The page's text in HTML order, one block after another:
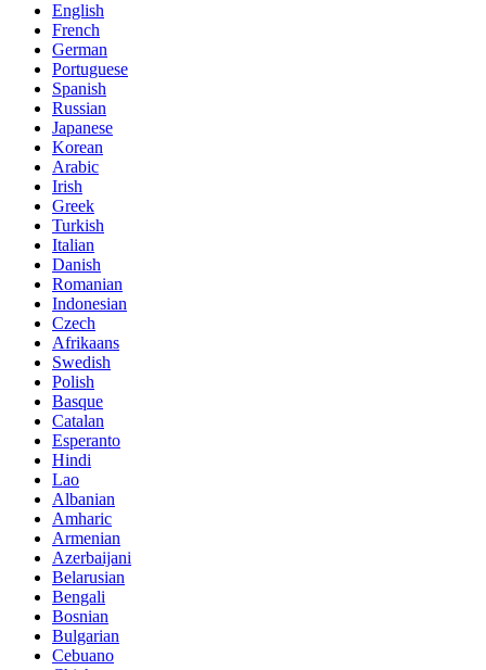
English
French
German
Portuguese
Spanish
Russian
Japanese
Korean
Arabic
Irish
Greek
Turkish
Italian
Danish
Romanian
Indonesian
Czech
Afrikaans
Swedish
Polish
Basque
Catalan
Esperanto
Hindi
Lao
Albanian
Amharic
Armenian
Azerbaijani
Belarusian
Bengali
Bosnian
Bulgarian
Cebuano